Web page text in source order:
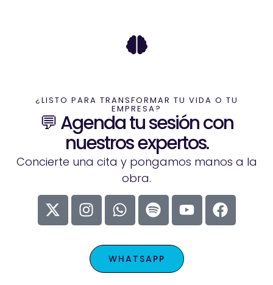
¿LISTO PARA TRANSFORMAR TU VIDA O TU
EMPRESA?
💬 Agenda tu sesión con
nuestros expertos.
Concierte una cita y pongamos manos a la
obra.
WHATSAPP